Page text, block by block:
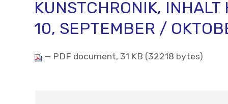
KUNSTCHRONIK,
10, SEPTEMBER /
— PDF document, 31 KB (32218 bytes)